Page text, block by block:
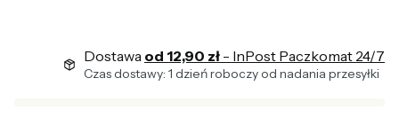
Dostawa od 12,90 zł - InPost Paczkomat 24/7
Czas dostawy: 1 dzień roboczy od nadania przesyłki